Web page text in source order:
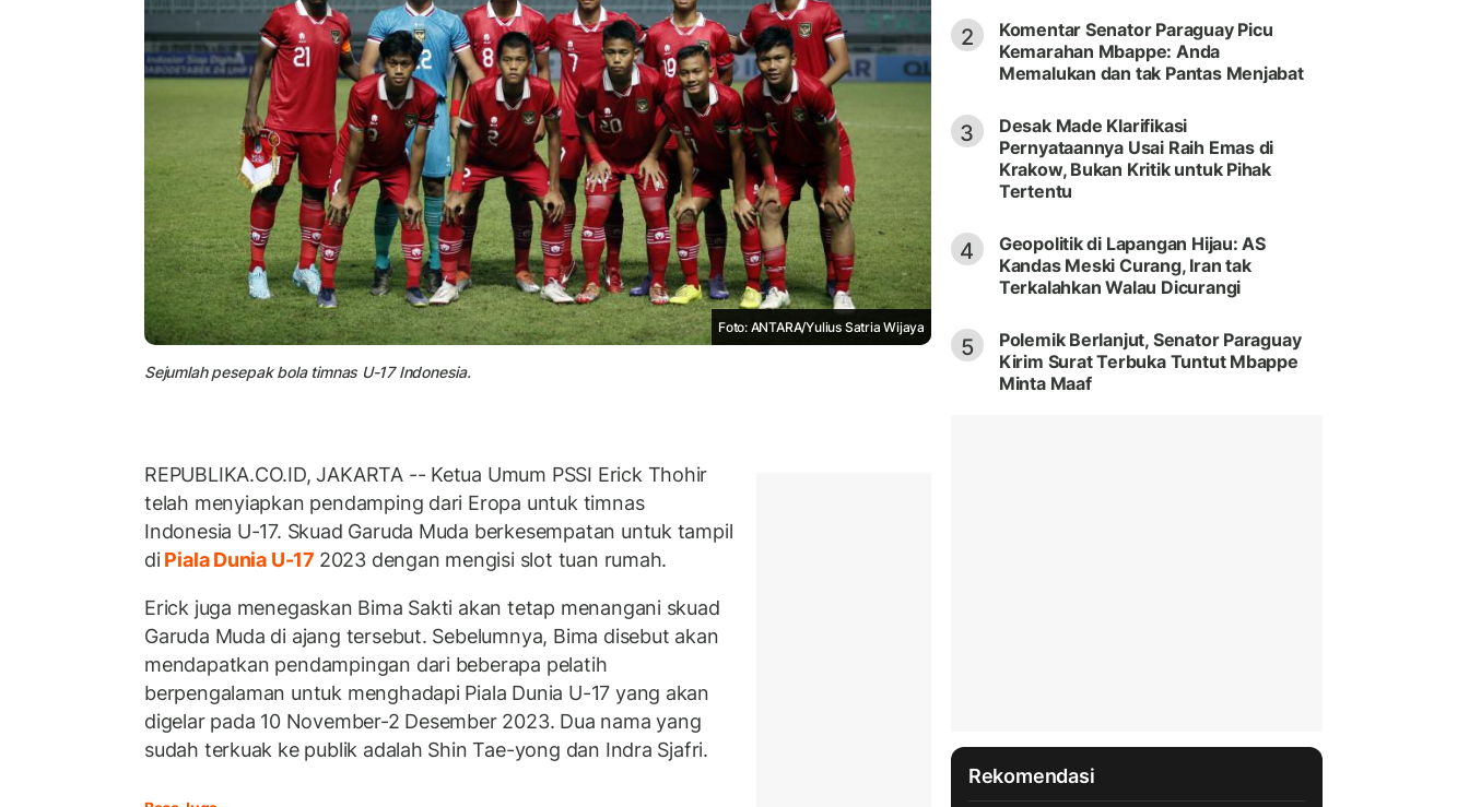
Foto: ANTARA/Yulius Satria Wijaya
Sejumlah pesepak bola timnas U-17 Indonesia.
REPUBLIKA.CO.ID, JAKARTA -- Ketua Umum PSSI Erick Thohir
telah menyiapkan pendamping dari Eropa untuk timnas
Indonesia U-17. Skuad Garuda Muda berkesempatan untuk tampil
diPiala Dunia U-17 2023 dengan mengisi slot tuan rumah.
Erick juga menegaskan Bima Sakti akan tetap menangani skuad
Garuda Muda di ajang tersebut. Sebelumnya, Bima disebut akan
mendapatkan pendampingan dari beberapa pelatih
berpengalaman untuk menghadapi Piala Dunia U-17 yang akan
digelar pada 10 November-2 Desember 2023. Dua nama yang
sudah terkuak ke publik adalah Shin Tae-yong dan Indra Sjafri.
2
Komentar Senator Paraguay Picu
Kemarahan Mbappe: Anda
Memalukan dan tak Pantas Menjabat
3
Desak Made Klarifikasi
Pernyataannya Usai Raih Emas di
Krakow, Bukan Kritik untuk Pihak
Tertentu
4
Geopolitik di Lapangan Hijau: AS
Kandas Meski Curang, Iran tak
Terkalahkan Walau Dicurangi
5
Polemik Berlanjut, Senator Paraguay
Kirim Surat Terbuka Tuntut Mbappe
Minta Maaf
Rekomendasi